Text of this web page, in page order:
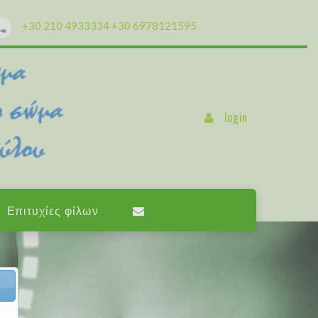
+30 210 4933334 +30 6978121595
login
Επιτυχίες φίλων